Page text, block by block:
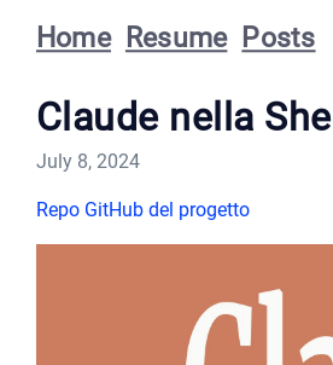
Home Resume Posts
Claude nella Shell
July 8, 2024
Repo GitHub del progetto